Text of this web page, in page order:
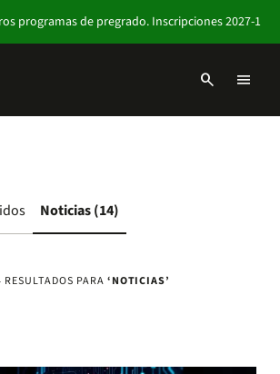
programas de pregrado. Inscripciones 2027-1
Navbar
search menu
Noticias (14)
RESULTADOS PARA ‘NOTICIAS’